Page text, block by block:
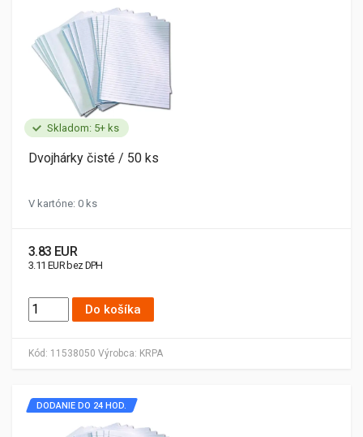
Skladom: 5+ ks
Kód: 11538050 Výrobca: KRPA
Dvojhárky čisté / 50 ks
V kartóne: 0 ks
3.83 EUR
3.11 EUR bez DPH
Do košíka
DODANIE DO 24 HOD.